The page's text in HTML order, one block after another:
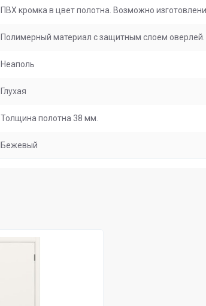
ПВХ кромка в цвет полотна. Возможно
Полимерный материал с защитным слоем оверлей.
Неаполь
Глухая
Толщина полотна 38 мм.
Бежевый